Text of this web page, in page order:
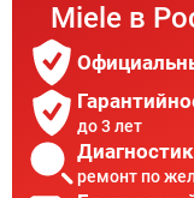
Miele в
до 3 лет
ремонт по